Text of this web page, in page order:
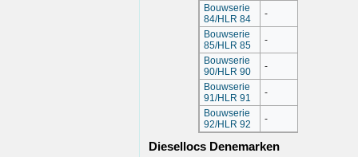
Bouwserie
84/HLR 84
-
Bouwserie
85/HLR 85
-
Bouwserie
90/HLR 90
-
Bouwserie
91/HLR 91
-
Bouwserie
92/HLR 92
-
Diesellocs Denemarken